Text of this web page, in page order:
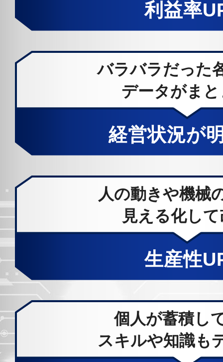
利益率
バラバラだった
データがま
経営状況が
人の動きや機械
見える化し
生産性
個人が蓄積し
スキルや知識も